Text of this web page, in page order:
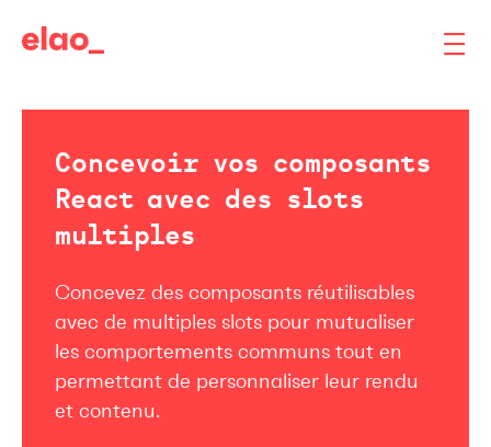
Concevoir vos composants
React avec des slots
multiples
Concevez des composants réutilisables
avec de multiples slots pour mutualiser
les comportements communs tout en
permettant de personnaliser leur rendu
et contenu.